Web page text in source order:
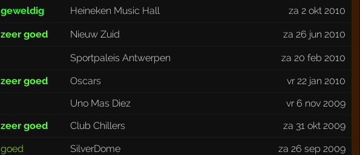
geweldig Heineken Music Hall
za 2 okt 2010
zeer goed Nieuw Zuid
za 26 jun 2010
Sportpaleis Antwerpen
za 20 feb 2010
zeer goed Oscars
vr 22 jan 2010
Uno Mas Diez
vr 6 nov 2009
zeer goed Club Chillers
za 31 okt 2009
goed SilverDome
za 26 sep 2009